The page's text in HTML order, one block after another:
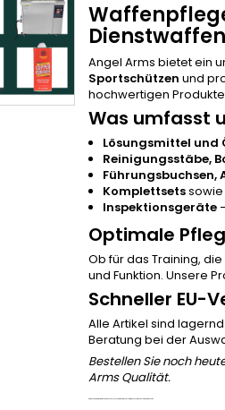
Dienstwaffen
Angel Arms bietet ein
Sportschützen und
hochwertigen
Was umfasst
Lösungsmittel und
Reinigungsstäbe,
Komplettsetssowie
Inspektionsgeräte
Optimale
Ob für das Training,
und Funktion. Unsere
Schneller EU-
Alle Artikel sind
Beratung bei der
Bestellen Sie noch
Arms Qualität.